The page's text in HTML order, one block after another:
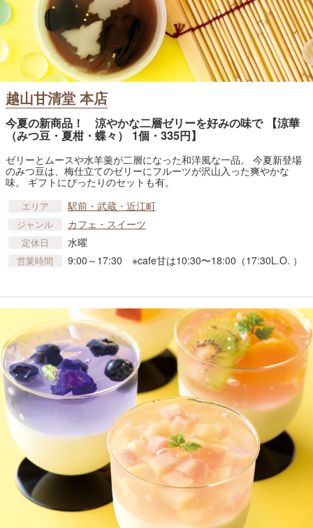
越山甘清堂 本店
今夏の新商品！ 涼やかな二層ゼリーを好みの味で 【涼華
（みつ豆・夏柑・蝶々） 1個・335円】
ゼリーとムースや水羊羹が二層になった和洋風な一品。 今夏新登場
のみつ豆は、梅仕立てのゼリーにフルーツが沢山入った爽やかな
味。 ギフトにぴったりのセットも有。
エリア 駅前・武蔵・近江町
ジャンル カフェ・スイーツ
定休日 水曜
営業時間 9:00～17:30 ※cafe甘は10:30〜18:00（17:30L.O. ）